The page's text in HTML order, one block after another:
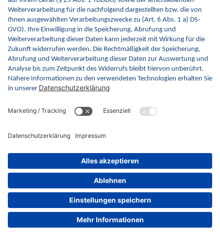
FAQ
Newsletter
Fachveranstaltungen
Glossar
gematik.de
gemspec.gematik.de
Impressum
Barrierefreiheitserklärung
Videos in Gebärdensprache